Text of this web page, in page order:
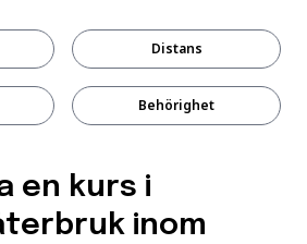
Distans
Behörighet
en kurs i
inom